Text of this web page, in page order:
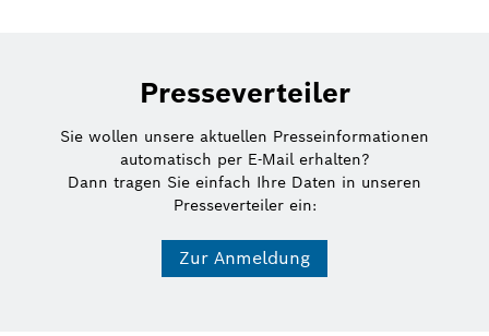
Presseverteiler
Sie wollen unsere aktuellen Presseinformationen
automatisch per E-Mail erhalten?
Dann tragen Sie einfach Ihre Daten in unseren
Presseverteiler ein:
Zur Anmeldung